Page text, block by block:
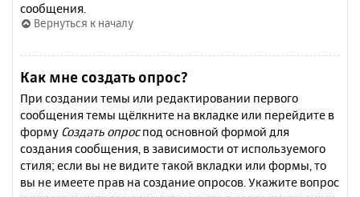
сообщения.
Вернуться к началу
Как мне создать опрос?
При создании темы или редактировании первого
сообщения темы щёлкните на вкладке или перейдите в
форму Создать опроспод основной формой для
создания сообщения, в зависимости от используемого
стиля; если вы не видите такой вкладки или формы, то
вы не имеете прав на создание опросов. Укажите вопрос